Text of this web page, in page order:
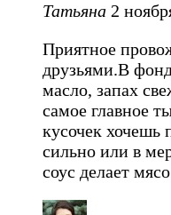
Татьяна 2
Приятное
друзьями.В
масло, запах
самое главное
кусочек
сильно или в
соус делает